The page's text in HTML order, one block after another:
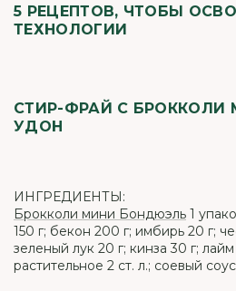
5 РЕЦЕПТОВ, ЧТОБЫ
ТЕХНОЛОГИИ
СТИР-ФРАЙ С
УДОН
ИНГРЕДИЕНТЫ:
Брокколи мини Бондюэль 1
150 г; бекон 200 г; имбирь 20 г;
зеленый лук 20 г; кинза 30 г;
растительное 2 ст. л.; соевый соус